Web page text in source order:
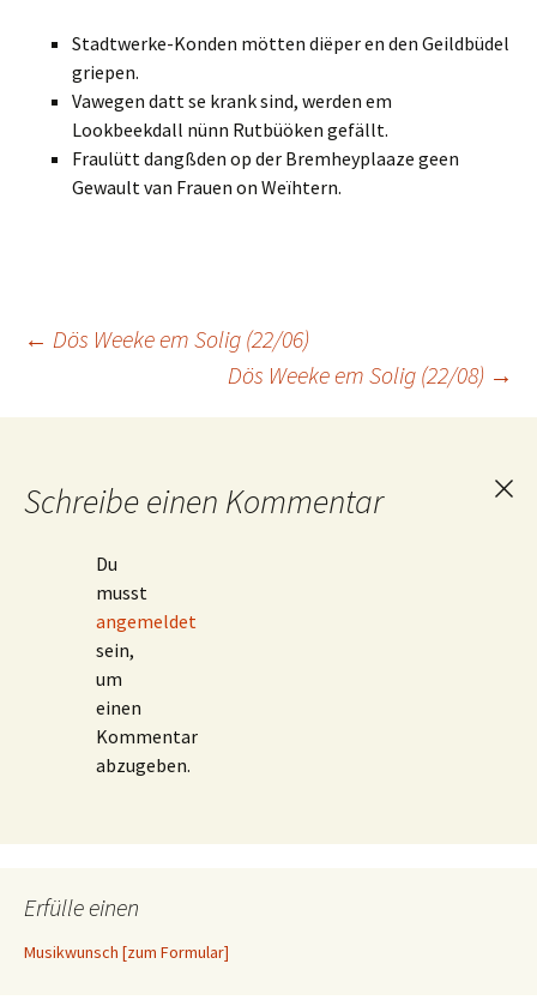
Stadtwerke-Konden mötten diëper en den Geildbüdel
griepen.
Vawegen datt se krank sind, werden em
Lookbeekdall nünn Rutbüöken gefällt.
Fraulütt dangßden op der Bremheyplaaze geen
Gewault van Frauen on Weïhtern.
Beitragsnavigation
← Dös Weeke em Solig (22/06)
Dös Weeke em Solig (22/08) →
Schreibe einen Kommentar
Du
musst
angemeldet
sein,
um
einen
Kommentar
abzugeben.
Erfülle einen
Musikwunsch [zum Formular]